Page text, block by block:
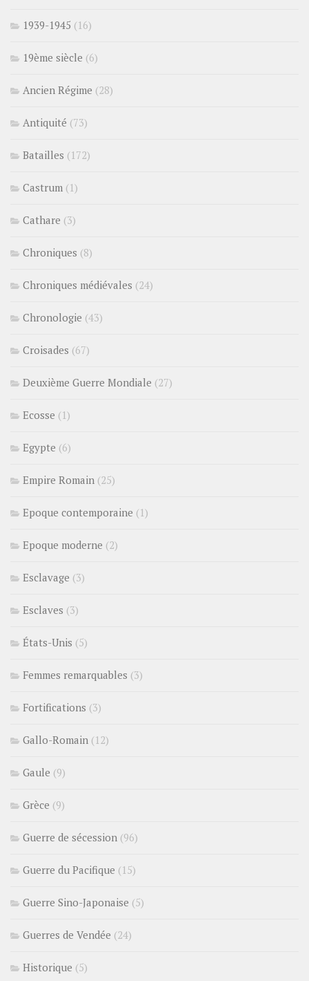
1939-1945 (16)
19ème siècle (6)
Ancien Régime (28)
Antiquité (73)
Batailles (172)
Castrum (1)
Cathare (3)
Chroniques (8)
Chroniques médiévales (24)
Chronologie (43)
Croisades (67)
Deuxième Guerre Mondiale (27)
Ecosse (1)
Egypte (6)
Empire Romain (25)
Epoque contemporaine (1)
Epoque moderne (2)
Esclavage (3)
Esclaves (3)
États-Unis (5)
Femmes remarquables (3)
Fortifications (3)
Gallo-Romain (12)
Gaule (9)
Grèce (9)
Guerre de sécession (96)
Guerre du Pacifique (15)
Guerre Sino-Japonaise (5)
Guerres de Vendée (24)
Historique (5)